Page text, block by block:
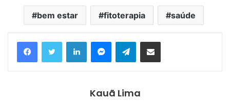
bem estar fitoterapia saúde
LinkedinMessengerTelegramCompartilhar via e-mail
Kauã Lima